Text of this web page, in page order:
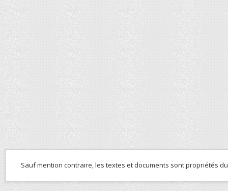
Sauf mention contraire, les textes et documents sont propriétés